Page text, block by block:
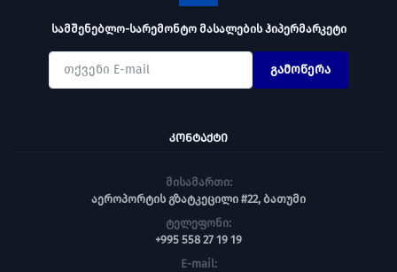
სამშენებლო-სარემონტო მასალების ჰიპერმარკეტი
გამოწერა
ᲙᲝᲜᲢᲐᲥᲢᲘ
მისამართი:
აეროპორტის გზატკეცილი #22, ბათუმი
ტელეფონი:
+995 558 27 19 19
E-mail: